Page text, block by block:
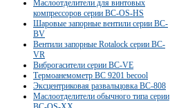
Маслоотделители для винтовых
компрессоров серии ВС-OS-HS
Шаровые запорные вентили серии BC-
BV
Вентили запорные Rotalock серии BC-
VR
Виброгасители серии BC-VE
Термоанемометр BC 9201 becool
Эксцентриковая развальцовка ВС-808
Маслоотделители обычного типа серии